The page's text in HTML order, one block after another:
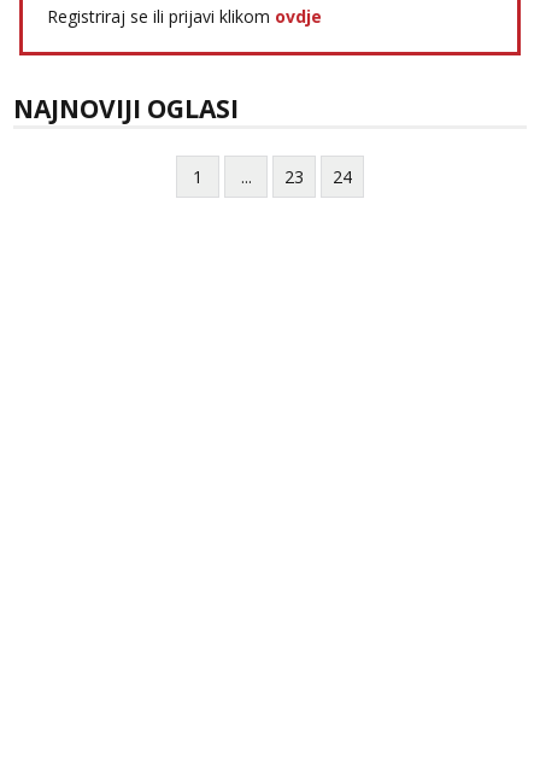
Registriraj se ili prijavi klikom ovdje
NAJNOVIJI OGLASI
1 ... 23 24